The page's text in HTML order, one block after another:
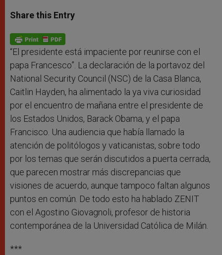
t
s
p
p
s
e
g
e
r
e
b
o
k
Share this Entry
“El presidente está impaciente por reunirse con el
papa Francesco”. La declaración de la portavoz del
National Security Council (NSC) de la Casa Blanca,
Caitlin Hayden, ha alimentado la ya viva curiosidad
por el encuentro de mañana entre el presidente de
los Estados Unidos, Barack Obama, y el papa
Francisco. Una audiencia que había llamado la
atención de politólogos y vaticanistas, sobre todo
por los temas que serán discutidos a puerta cerrada,
que parecen mostrar más discrepancias que
visiones de acuerdo, aunque tampoco faltan algunos
puntos en común. De todo esto ha hablado ZENIT
con el Agostino Giovagnoli, profesor de historia
contemporánea de la Universidad Católica de Milán.
***